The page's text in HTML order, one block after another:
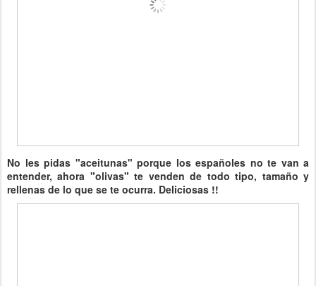
No les pidas "aceitunas" porque los españoles no te van a
entender, ahora "olivas" te venden de todo tipo, tamaño y
rellenas de lo que se te ocurra. Deliciosas !!